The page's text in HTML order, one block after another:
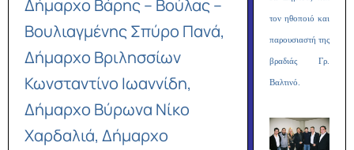
Δήμαρχο Βάρης – Βούλας –
Βουλιαγμένης Σπύρο Πανά,
Δήμαρχο Βριλησσίων
Κωνσταντίνο Ιωαννίδη,
Δήμαρχο Βύρωνα Νίκο
Χαρδαλιά, Δήμαρχο
τον ηθοποιό και
παρουσιαστή της
βραδιάς Γρ.
Βαλτινό.